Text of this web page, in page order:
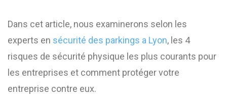
Dans cet article, nous examinerons selon les
experts en sécurité des parkings a Lyon, les 4
risques de sécurité physique les plus courants pour
les entreprises et comment protéger votre
entreprise contre eux.